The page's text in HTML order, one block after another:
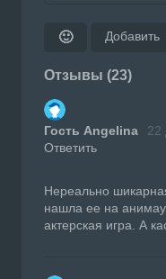
🙂 Добавить
Отзывы (23)
Гость Angelina
22
Ответить
Нереально
нашла ее на
актерская игра. А